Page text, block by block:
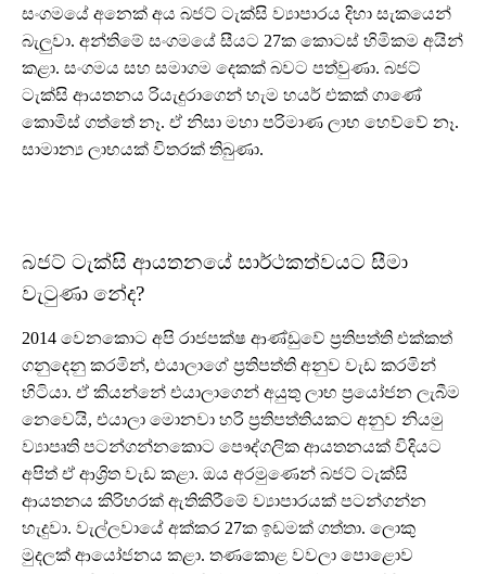
සංගමයේ අනෙක් අය බජට් ටැක්සි ව්‍යාපාරය දිහා සැකයෙන්
බැලුවා. අන්තිමේ සංගමයේ සීයට 27ක කොටස් හිමිකම අයින්
කළා. සංගමය සහ සමාගම දෙකක් බවට පත්වුණා. බජට්
ටැක්සි ආයතනය රියැදුරාගෙන් හැම හයර් එකක් ගාණේ
කොමිස් ගත්තේ නෑ. ඒ නිසා මහා පරිමාණ ලාභ හෙව්වේ නෑ.
සාමාන්‍ය ලාභයක් විතරක් තිබුණා.
බජට් ටැක්සි ආයතනයේ සාර්ථකත්වයට සීමා
වැටුණා නේද?
2014 වෙනකොට අපි රාජපක්ෂ ආණ්ඩුවේ ප්‍රතිපත්ති එක්කත්
ගනුදෙනු කරමින්, එයාලාගේ ප්‍රතිපත්ති අනුව වැඩ කරමින්
හිටියා. ඒ කියන්නේ එයාලාගෙන් අයුතු ලාභ ප්‍රයෝජන ලැබීම
නෙවෙයි, එයාලා මොනවා හරි ප්‍රතිපත්තියකට අනුව නියමු
ව්‍යාපෘති පටන්ගන්නකොට පෞද්ගලික ආයතනයක් විදියට
අපිත් ඒ ආශ්‍රිත වැඩ කළා. ඔය අරමුණෙන් බජට් ටැක්සි
ආයතනය කිරිහරක් ඇතිකිරීමේ ව්‍යාපාරයක් පටන්ගන්න
හැදුවා. වැල්ලවායේ අක්කර 27ක ඉඩමක් ගත්තා. ලොකු
මුදලක් ආයෝජනය කළා. තණකොළ වවලා පොළොව